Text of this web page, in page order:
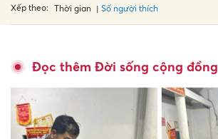
Xếp theo: Thời gian Số người thích
Đọc thêm Đời sống cộng đồng